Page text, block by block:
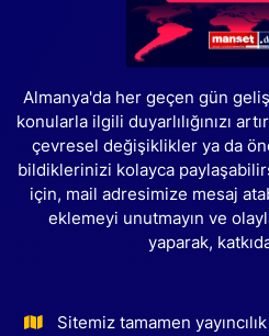
Almanya'da her geçen gün
konularla ilgili duyarlılığınızı
çevresel değişiklikler ya da
bildiklerinizi kolayca
için, mail adresimize mesaj
eklemeyi unutmayın ve
yaparak,
Sitemiz tamamen